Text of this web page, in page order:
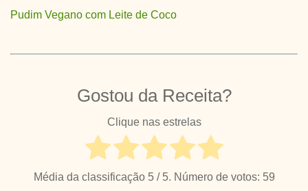
Pudim Vegano com Leite de Coco
Gostou da Receita?
Clique nas estrelas
Média da classificação 5/ 5. Número de votos: 59